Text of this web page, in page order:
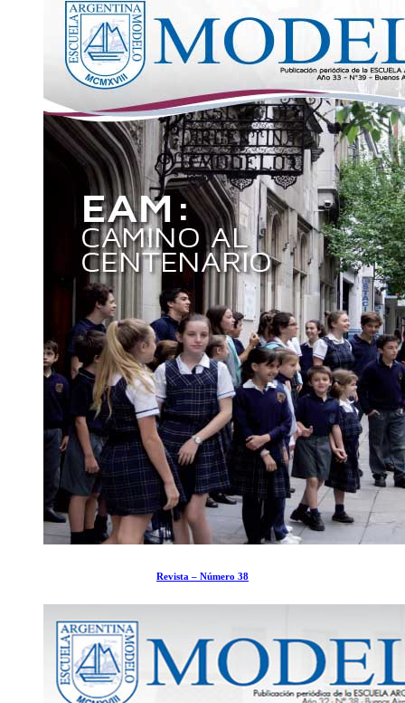
Revista – Número 38